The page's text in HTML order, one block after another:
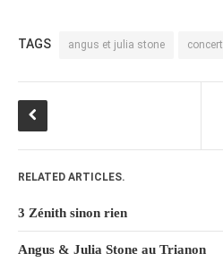
mai 2009
avril 2009
février 2009
novembre 2008
octobre 2008
TAGS angus et julia stone concert
RELATED ARTICLES.
3 Zénith sinon rien
Angus & Julia Stone au Trianon